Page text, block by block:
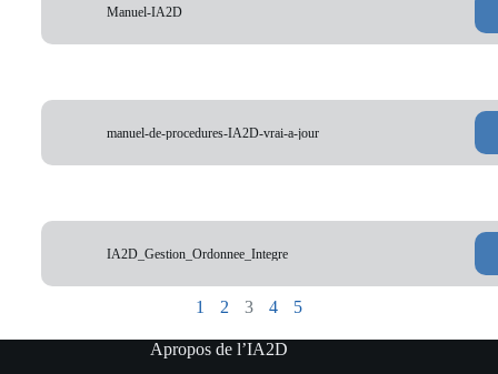
Manuel-IA2D
manuel-de-procedures-IA2D-vrai-a-jour
IA2D_Gestion_Ordonnee_Integre
1 2 3 4 5
Apropos de l’IA2D